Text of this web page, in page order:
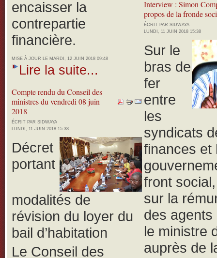
encaisser la
contrepartie
financière.
MISE À JOUR LE MARDI, 12 JUIN 2018 09:48
Lire la suite...
Compte rendu du Conseil des
ministres du vendredi 08 juin
2018
ÉCRIT PAR SIDWAYA
LUNDI, 11 JUIN 2018 15:38
Décret
portant
modalités de
révision du loyer du
bail d’habitation
Le Conseil des
Interview : Simon
propos de la fronde
ÉCRIT PAR SIDWAYA
LUNDI, 11 JUIN 2018 15:38
Sur le
bras de
fer
entre
les
syndicats
finances et
front
sur la
des agents
le ministre
auprès de